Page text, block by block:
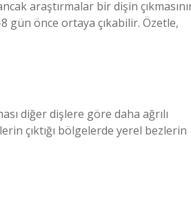
araştırmalar bir dişin
gün önce ortaya çıkabilir. Özetle,
diğer dişlere göre daha ağrılı
çıktığı bölgelerde yerel bezlerin